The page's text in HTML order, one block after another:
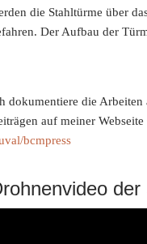
die Stahltürme über
Der Aufbau der
dokumentiere die Arbeiten
auf meiner
bcmpress